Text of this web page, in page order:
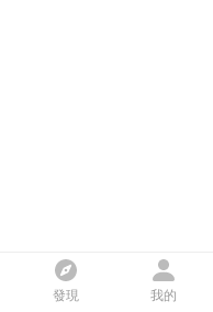
發現 我的